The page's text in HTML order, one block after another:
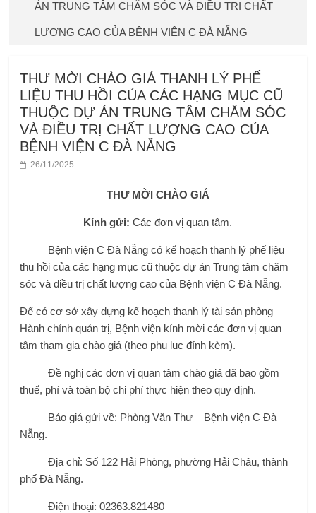
ÁN TRUNG TÂM CHĂM SÓC VÀ ĐIỀU TRỊ CHẤT
LƯỢNG CAO CỦA BỆNH VIỆN C ĐÀ NẴNG
THƯ MỜI CHÀO GIÁ THANH LÝ PHẾ
LIỆU THU HỒI CỦA CÁC HẠNG MỤC CŨ
THUỘC DỰ ÁN TRUNG TÂM CHĂM SÓC
VÀ ĐIỀU TRỊ CHẤT LƯỢNG CAO CỦA
BỆNH VIỆN C ĐÀ NẴNG
26/11/2025
THƯ MỜI CHÀO GIÁ
Kính gửi: Các đơn vị quan tâm.
Bệnh viện C Đà Nẵng có kế hoạch thanh lý phế liệu
thu hồi của các hạng mục cũ thuộc dự án Trung tâm chăm
sóc và điều trị chất lượng cao của Bệnh viện C Đà Nẵng.
Để có cơ sở xây dựng kế hoạch thanh lý tài sản phòng
Hành chính quản trị, Bệnh viện kính mời các đơn vị quan
tâm tham gia chào giá (theo phụ lục đính kèm).
Đề nghị các đơn vị quan tâm chào giá đã bao gồm
thuế, phí và toàn bộ chi phí thực hiện theo quy định.
Báo giá gửi về: Phòng Văn Thư – Bệnh viện C Đà
Nẵng.
Địa chỉ: Số 122 Hải Phòng, phường Hải Châu, thành
phố Đà Nẵng.
Điện thoại: 02363.821480